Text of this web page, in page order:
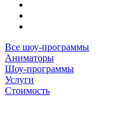
Все шоу-программы
Аниматоры
Шоу-программы
Услуги
Стоимость